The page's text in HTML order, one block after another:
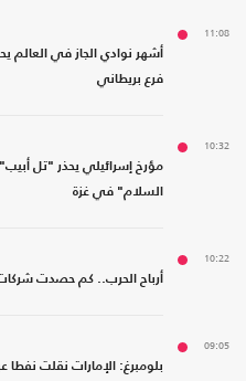
11:08
أشهر نوادي الجاز في
فرع بريطاني
10:32
مؤرخ إسرائيلي يحذر "تل
السلام" في غزة
10:22
أرباح الحرب.. كم حصدت
09:05
بلومبرغ: الإمارات نقلت نفطا